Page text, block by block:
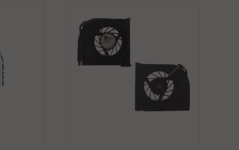
carrito